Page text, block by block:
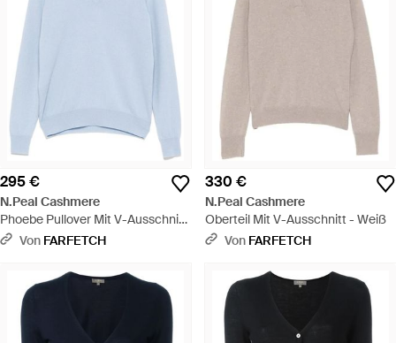
295 €
N.Peal Cashmere
Phoebe Pullover Mit V-Ausschnitt
- Blau
Von FARFETCH
330 €
N.Peal Cashmere
Oberteil Mit V-Ausschnitt - Weiß
Von FARFETCH